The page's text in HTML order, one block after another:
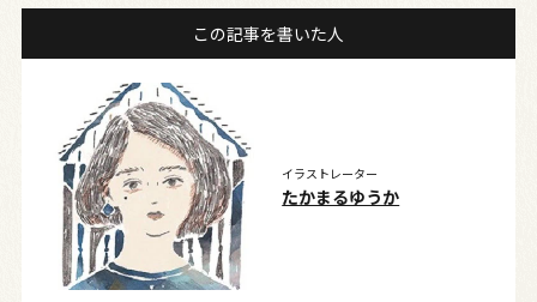
この記事を書いた人
イラストレーター
たかまるゆうか